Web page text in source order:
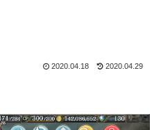
2020.04.18 2020.04.29